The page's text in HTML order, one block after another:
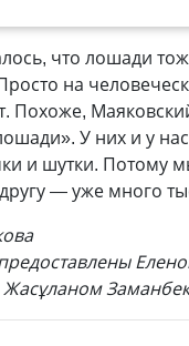
что лошади
на
Похоже,
У них и у нас
и шутки. Потому
— уже много
Жасұланом